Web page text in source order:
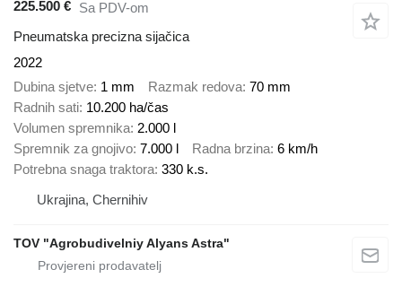
225.500 € Sa PDV-om
Pneumatska precizna sijačica
2022
Dubina sjetve 1 mm Razmak redova 70 mm
Radnih sati 10.200 ha/čas
Volumen spremnika 2.000 l
Spremnik za gnojivo 7.000 l Radna brzina 6 km/h
Potrebna snaga traktora 330 k.s.
Ukrajina, Chernihiv
TOV "Agrobudivelniy Alyans Astra"